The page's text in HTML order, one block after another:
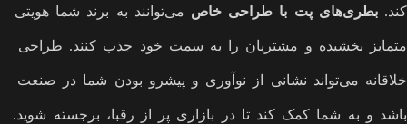
کند.بطری‌های پت با طراحی خاص می‌توانند به برند شما هویتی
متمایز بخشیده و مشتریان را به سمت خود جذب کنند. طراحی
خلاقانه می‌تواند نشانی از نوآوری و پیشرو بودن شما در صنعت
باشد و به شما کمک کند تا در بازاری پر از رقبا، برجسته شوید.